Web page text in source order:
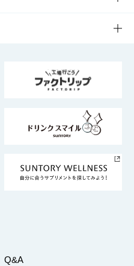
ナビリティ経営
Q&A